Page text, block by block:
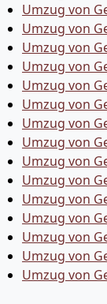
Umzug von
Umzug von
Umzug von
Umzug von
Umzug von
Umzug von
Umzug von
Umzug von
Umzug von
Umzug von
Umzug von
Umzug von
Umzug von
Umzug von
Umzug von